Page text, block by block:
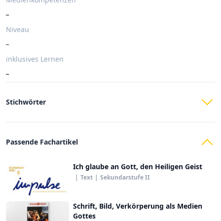
Niveau
inklusives Lernen
Stichwörter
Passende Fachartikel
Ich glaube an Gott, den Heiligen Geist
| Text | Sekundarstufe II
Schrift, Bild, Verkörperung als Medien
Gottes